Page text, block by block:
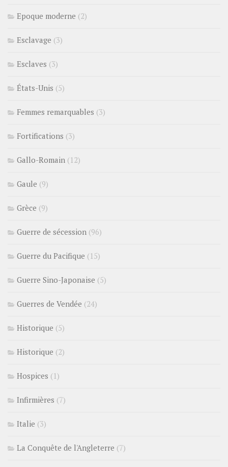
Epoque moderne (2)
Esclavage (3)
Esclaves (3)
États-Unis (5)
Femmes remarquables (3)
Fortifications (3)
Gallo-Romain (12)
Gaule (9)
Grèce (9)
Guerre de sécession (96)
Guerre du Pacifique (15)
Guerre Sino-Japonaise (5)
Guerres de Vendée (24)
Historique (5)
Historique (2)
Hospices (1)
Infirmières (7)
Italie (3)
La Conquête de l'Angleterre (7)